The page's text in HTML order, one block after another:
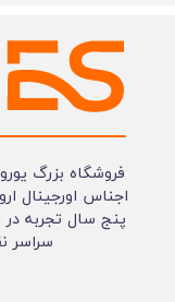
فروشگاه بزرگ
اجناس اورجینال
پنج سال تجربه
سراسر